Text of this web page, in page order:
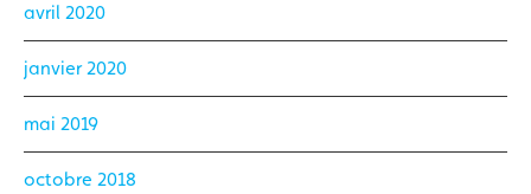
avril 2020
janvier 2020
mai 2019
octobre 2018